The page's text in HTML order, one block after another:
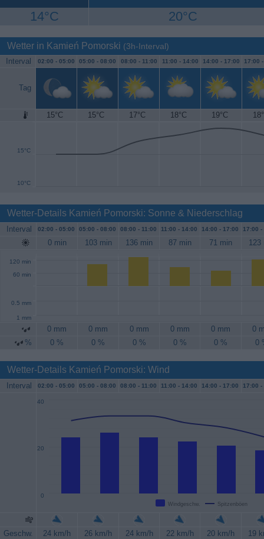
14°C 20°C
Wetter in Kamień Pomorski (3h-Interval)
Interval 02:00 - 05:00 05:00 - 08:00 08:00 - 11:00 11:00 - 14:00 14:00 - 17:00 17:00
Tag
15°C 15°C 17°C 18°C 19°C
10°C
15°C
20°C
Wetter-Details Kamień Pomorski: Sonne & Niederschlag
Interval 02:00 - 05:00 05:00 - 08:00 08:00 - 11:00 11:00 - 14:00 14:00 - 17:00 17:00 -
0 min 103 min 136 min 87 min 71 min 123
60 min
120 min
0.5 mm
1 mm
0 mm 0 mm 0 mm 0 mm 0 mm
0
%
0 % 0 % 0 % 0 % 0 % 0
Wetter-Details Kamień Pomorski: Wind
Interval 02:00 - 05:00 05:00 - 08:00 08:00 - 11:00 11:00 - 14:00 14:00 - 17:00 17:00 -
Windgeschw. Spitzenböen
0
20
40
Geschw. 24 km/h 26 km/h 24 km/h 22 km/h 20 km/h
19